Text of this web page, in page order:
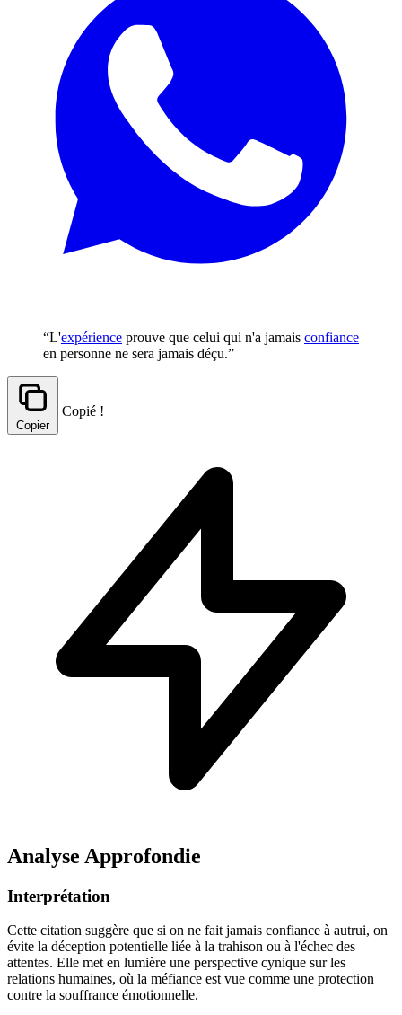
“L'expérience prouve que celui qui n'a jamais confiance
en personne ne sera jamais déçu.”
Copier
Copié !
Analyse Approfondie
Interprétation
Cette citation suggère que si on ne fait jamais confiance à autrui, on
évite la déception potentielle liée à la trahison ou à l'échec des
attentes. Elle met en lumière une perspective cynique sur les
relations humaines, où la méfiance est vue comme une protection
contre la souffrance émotionnelle.